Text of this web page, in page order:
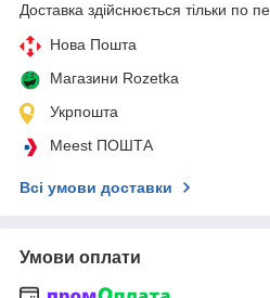
Доставка здійснюється тільки по
Нова Пошта
Магазини Rozetka
Укрпошта
Meest ПОШТА
Всі умови доставки
Умови оплати